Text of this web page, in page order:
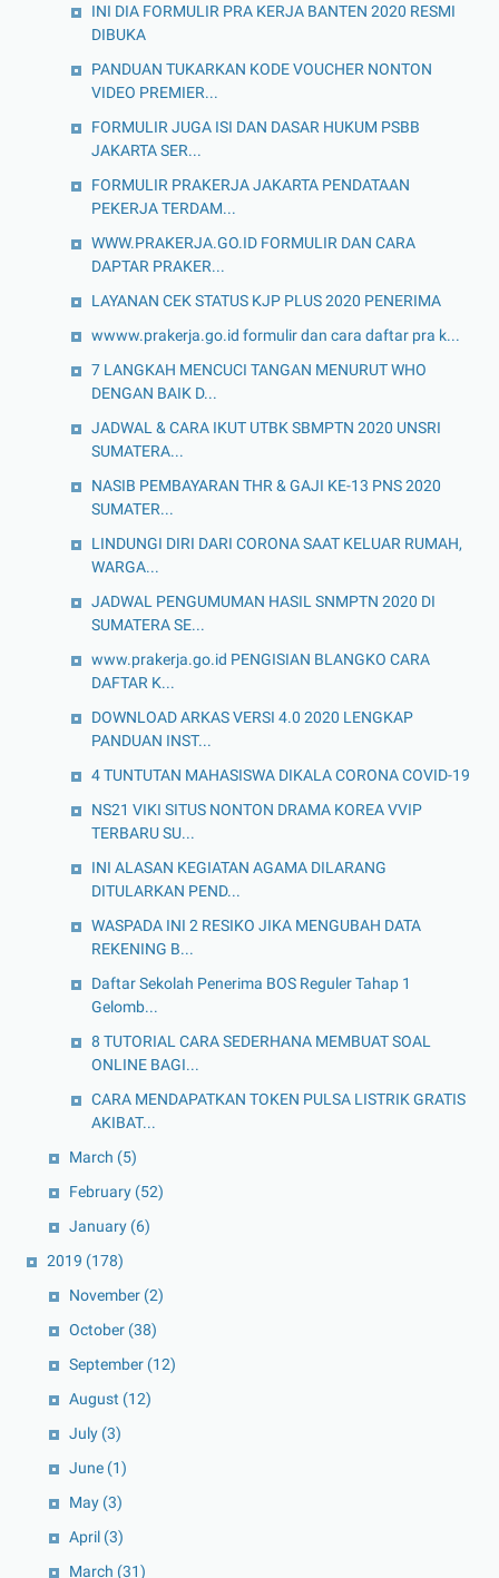
INI DIA FORMULIR PRA KERJA BANTEN 2020 RESMI
DIBUKA
PANDUAN TUKARKAN KODE VOUCHER NONTON
VIDEO PREMIER...
FORMULIR JUGA ISI DAN DASAR HUKUM PSBB
JAKARTA SER...
FORMULIR PRAKERJA JAKARTA PENDATAAN
PEKERJA TERDAM...
WWW.PRAKERJA.GO.ID FORMULIR DAN CARA
DAPTAR PRAKER...
LAYANAN CEK STATUS KJP PLUS 2020 PENERIMA
wwww.prakerja.go.id formulir dan cara daftar pra k...
7 LANGKAH MENCUCI TANGAN MENURUT WHO
DENGAN BAIK D...
JADWAL & CARA IKUT UTBK SBMPTN 2020 UNSRI
SUMATERA...
NASIB PEMBAYARAN THR & GAJI KE-13 PNS 2020
SUMATER...
LINDUNGI DIRI DARI CORONA SAAT KELUAR RUMAH,
WARGA...
JADWAL PENGUMUMAN HASIL SNMPTN 2020 DI
SUMATERA SE...
www.prakerja.go.id PENGISIAN BLANGKO CARA
DAFTAR K...
DOWNLOAD ARKAS VERSI 4.0 2020 LENGKAP
PANDUAN INST...
4 TUNTUTAN MAHASISWA DIKALA CORONA COVID-19
NS21 VIKI SITUS NONTON DRAMA KOREA VVIP
TERBARU SU...
INI ALASAN KEGIATAN AGAMA DILARANG
DITULARKAN PEND...
WASPADA INI 2 RESIKO JIKA MENGUBAH DATA
REKENING B...
Daftar Sekolah Penerima BOS Reguler Tahap 1
Gelomb...
8 TUTORIAL CARA SEDERHANA MEMBUAT SOAL
ONLINE BAGI...
CARA MENDAPATKAN TOKEN PULSA LISTRIK GRATIS
AKIBAT...
March (5)
February (52)
January (6)
2019 (178)
November (2)
October (38)
September (12)
August (12)
July (3)
June (1)
May (3)
April (3)
March (31)